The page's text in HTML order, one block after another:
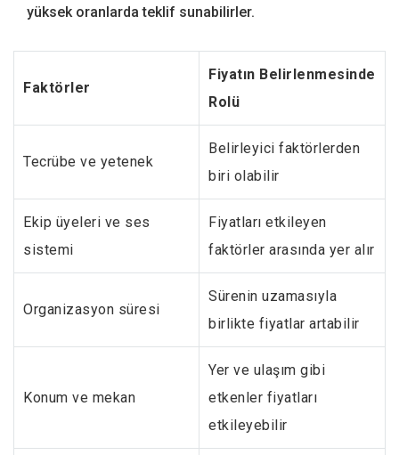
yüksek oranlarda teklif sunabilirler.
Faktörler
Fiyatın Belirlenmesinde
Rolü
Tecrübe ve yetenek
Belirleyici faktörlerden
biri olabilir
Ekip üyeleri ve ses
sistemi
Fiyatları etkileyen
faktörler arasında yer alır
Organizasyon süresi
Sürenin uzamasıyla
birlikte fiyatlar artabilir
Konum ve mekan
Yer ve ulaşım gibi
etkenler fiyatları
etkileyebilir